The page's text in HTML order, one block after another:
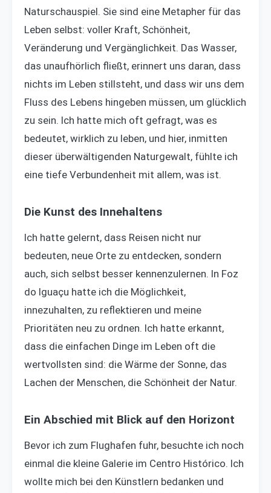
Naturschauspiel. Sie sind eine Metapher für das
Leben selbst: voller Kraft, Schönheit,
Veränderung und Vergänglichkeit. Das Wasser,
das unaufhörlich fließt, erinnert uns daran, dass
nichts im Leben stillsteht, und dass wir uns dem
Fluss des Lebens hingeben müssen, um glücklich
zu sein. Ich hatte mich oft gefragt, was es
bedeutet, wirklich zu leben, und hier, inmitten
dieser überwältigenden Naturgewalt, fühlte ich
eine tiefe Verbundenheit mit allem, was ist.
Die Kunst des Innehaltens
Ich hatte gelernt, dass Reisen nicht nur
bedeuten, neue Orte zu entdecken, sondern
auch, sich selbst besser kennenzulernen. In Foz
do Iguaçu hatte ich die Möglichkeit,
innezuhalten, zu reflektieren und meine
Prioritäten neu zu ordnen. Ich hatte erkannt,
dass die einfachen Dinge im Leben oft die
wertvollsten sind: die Wärme der Sonne, das
Lachen der Menschen, die Schönheit der Natur.
Ein Abschied mit Blick auf den Horizont
Bevor ich zum Flughafen fuhr, besuchte ich noch
einmal die kleine Galerie im Centro Histórico. Ich
wollte mich bei den Künstlern bedanken und